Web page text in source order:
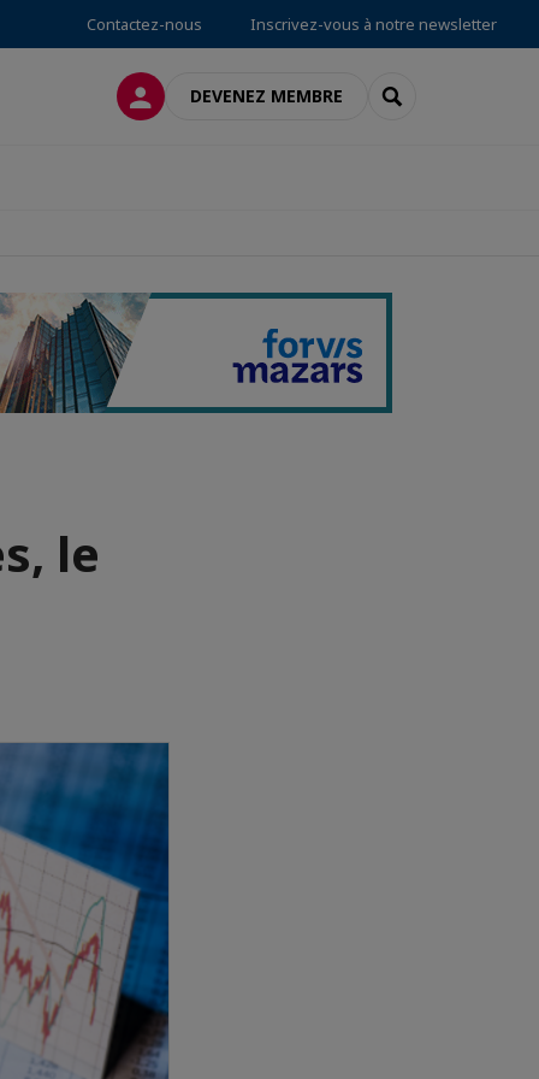
Contactez-nous Inscrivez-vous à notre newsletter
CONNEXIONDEVENEZ MEMBRE RECHERCHER
le